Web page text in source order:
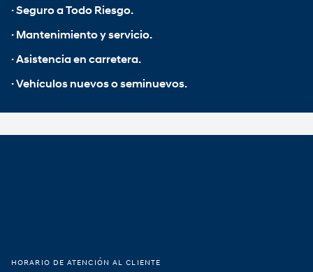
· Seguro a Todo Riesgo.
· Mantenimiento y servicio.
· Asistencia en carretera.
· Vehículos nuevos o seminuevos.
HORARIO DE ATENCIÓN AL CLIENTE